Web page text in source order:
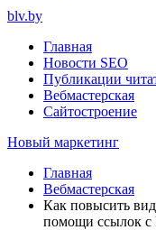
blv.by
Главная
Новости SEO
Публикации
Вебмастерская
Сайтостроение
Новый маркетинг
Главная
Вебмастерская
Как повысить
помощи ссылок c